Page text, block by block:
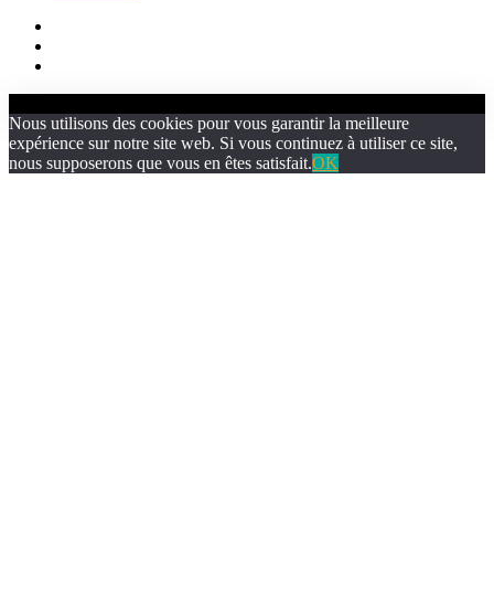
Nous utilisons des cookies pour vous garantir la meilleure
expérience sur notre site web. Si vous continuez à utiliser ce site,
nous supposerons que vous en êtes satisfait.OK